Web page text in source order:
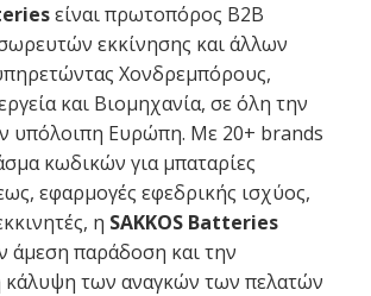
είναι πρωτοπόρος Β2Β
εκκίνησης και άλλων
Χονδρεμπόρους,
και Βιομηχανία, σε όλη την
υπόλοιπη Ευρώπη. Με 20+ brands
κωδικών για μπαταρίες
εφαρμογές εφεδρικής ισχύος,
η SAKKOS Batteries
άμεση παράδοση και την
των αναγκών των πελατών